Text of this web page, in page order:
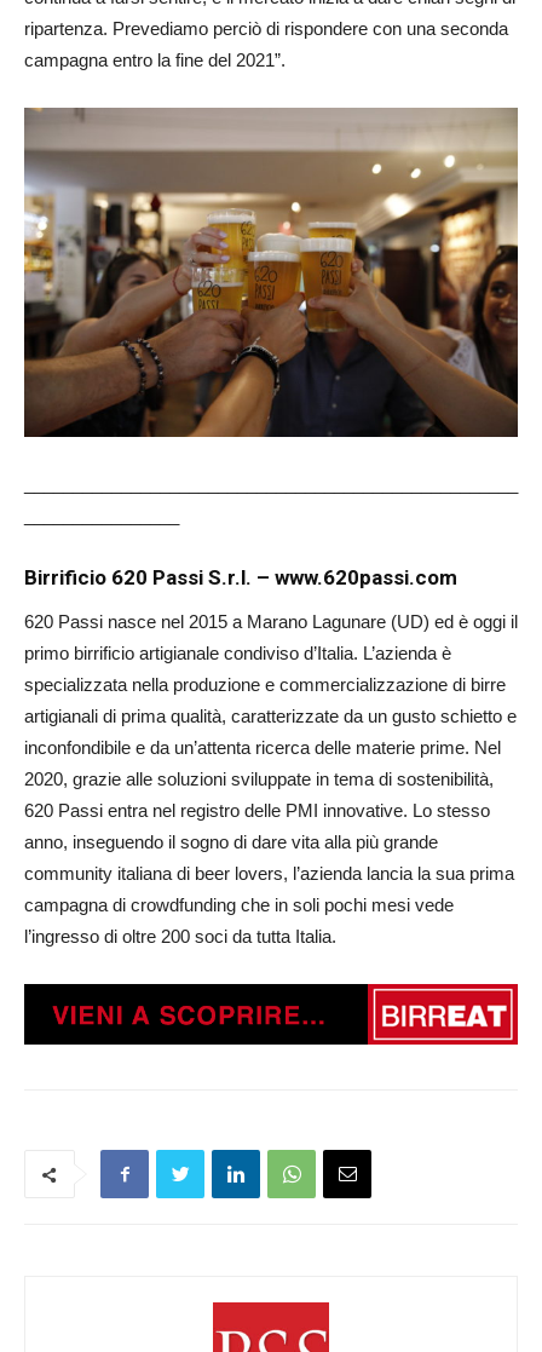
ripartenza. Prevediamo perciò di rispondere con una seconda
campagna entro la fine del 2021”.
Birrificio 620 Passi S.r.l. – www.620passi.com
620 Passi nasce nel 2015 a Marano Lagunare (UD) ed è oggi il
primo birrificio artigianale condiviso d’Italia. L’azienda è
specializzata nella produzione e commercializzazione di birre
artigianali di prima qualità, caratterizzate da un gusto schietto e
inconfondibile e da un’attenta ricerca delle materie prime. Nel
2020, grazie alle soluzioni sviluppate in tema di sostenibilità,
620 Passi entra nel registro delle PMI innovative. Lo stesso
anno, inseguendo il sogno di dare vita alla più grande
community italiana di beer lovers, l’azienda lancia la sua prima
campagna di crowdfunding che in soli pochi mesi vede
l’ingresso di oltre 200 soci da tutta Italia.